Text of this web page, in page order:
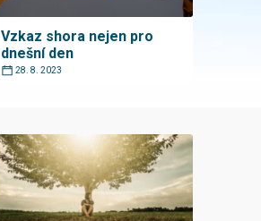
Vzkaz shora nejen pro
dnešní den
28. 8. 2023